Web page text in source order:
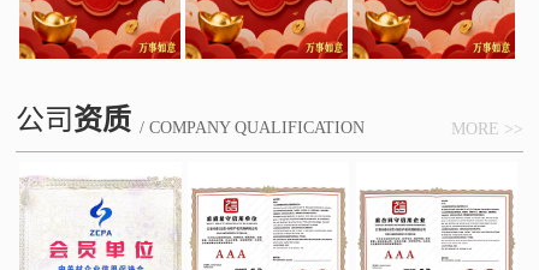
公司资质 / COMPANY QUALIFICATION MORE >>